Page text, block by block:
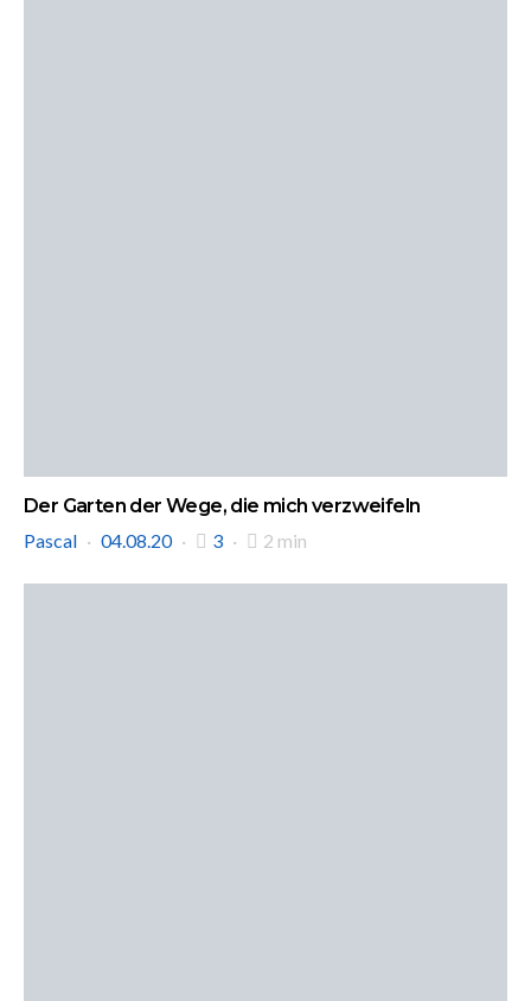
Der Garten der Wege, die mich verzweifeln
Pascal
04.08.20 3 2 min